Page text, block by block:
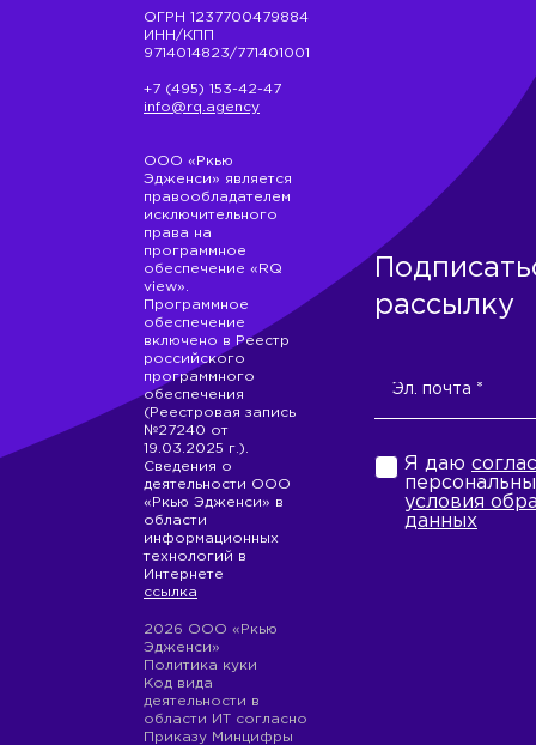
ОГРН 1237700479884
ИНН/КПП
9714014823/771401001
+7 (495) 153-42-47
info@rq.agency
ООО «Ркью
Эдженси» является
правообладателем
исключительного
права на
программное
обеспечение «RQ
view».
Программное
обеспечение
включено в Реестр
российского
программного
обеспечения
(Реестровая запись
№27240 от
19.03.2025 г.).
Сведения о
деятельности ООО
«Ркью Эдженси» в
области
информационных
технологий в
Интернете
ссылка
2026 ООО «Ркью
Эдженси»
Политика куки
Код вида
деятельности в
области ИТ согласно
Приказу Минцифры
рассылку
Я даю
условия
данных